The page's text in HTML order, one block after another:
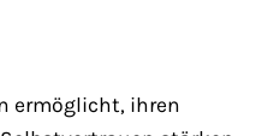
ermöglicht, ihren